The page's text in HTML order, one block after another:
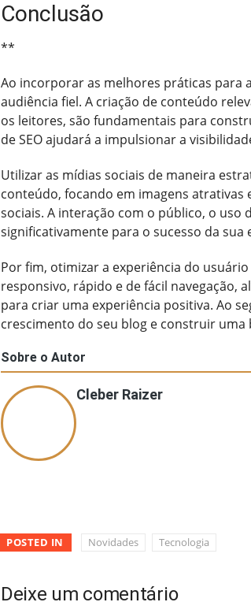
Conclusão
**
Ao incorporar as melhores práticas para
audiência fiel. A criação de conteúdo
os leitores, são fundamentais para
de SEO ajudará a impulsionar a
Utilizar as mídias sociais de maneira
conteúdo, focando em imagens atrativas
sociais. A interação com o público, o
significativamente para o sucesso da
Por fim, otimizar a experiência do
responsivo, rápido e de fácil navegação,
para criar uma experiência positiva. Ao
crescimento do seu blog e construir uma
Sobre o Autor
Cleber Raizer
POSTED IN Novidades Tecnologia
Deixe um comentário